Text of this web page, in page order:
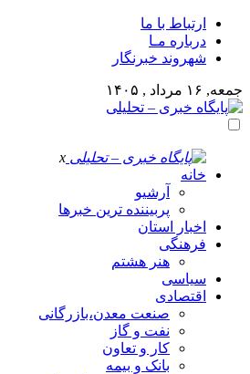
ارتباط با ما
درباره مـا
شهروند خبرنگار
جمعه, ۱۶ مرداد , ۱۴۰۵
x
خانه
آرشیو
پربیننده ترین خبرها
اخبار استان
فرهنگی
هنر هشتم
سیاسی
اقتصادی
صنعت معدن،بازرگانی
نفت و گاز
کار و تعاون
بانک و بیمه